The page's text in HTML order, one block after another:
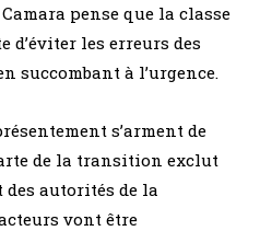
pense que la classe
les erreurs des
succombant à l’urgence.
s’arment de
de la transition exclut
autorités de la
vont être